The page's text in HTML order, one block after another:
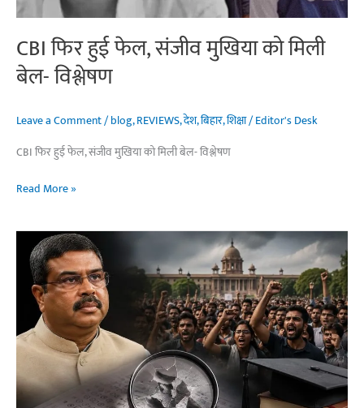
कंट्रोल?
CBI फिर हुई फेल, संजीव मुखिया को मिली
बेल- विश्लेषण
Leave a Comment/blog,REVIEWS,देश,बिहार,शिक्षा/Editor's Desk
CBI फिर हुई फेल, संजीव मुखिया को मिली बेल- विश्लेषण
CBI
हुई
फेल,
संजीव
मुखिया
मिली
बेल-
Read More »